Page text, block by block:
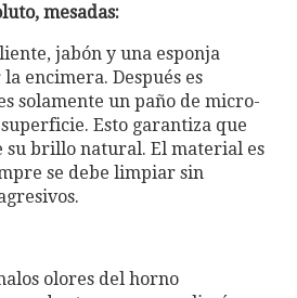
mesadas:
jabón y una esponja
encimera. Después es
solamente un paño de micro-
Esto garantiza que
su brillo natural. El material es
se debe limpiar sin
olores del horno